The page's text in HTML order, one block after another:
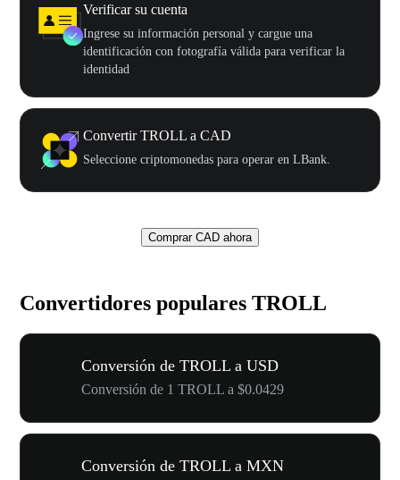
Verificar su cuenta
Ingrese su información personal y cargue una
identificación con fotografía válida para verificar la
identidad
Convertir TROLL a CAD
Seleccione criptomonedas para operar en LBank.
Comprar CAD ahora
Convertidores populares TROLL
Conversión de TROLL a USD
Conversión de 1 TROLL a $0.0429
Conversión de TROLL a MXN